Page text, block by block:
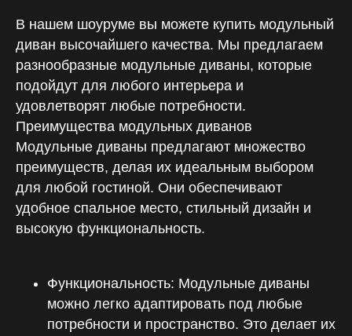
В нашем шоуруме вы можете купить модульный
диван высочайшего качества. Мы предлагаем
разнообразные модульные диваны, которые
подойдут для любого интерьера и
удовлетворят любые потребности.
Преимущества модульных диванов
Модульные диваны предлагают множество
преимуществ, делая их идеальным выбором
для любой гостиной. Они обеспечивают
удобное спальное место, стильный дизайн и
высокую функциональность.
Функциональность: Модульные диваны
можно легко адаптировать под любые
потребности и пространство. Это делает их
Москва
ТВК «Элитстрой Материалы»
51 км МКАД, внешний радиус, Заречье,
Торговая улица, с2, 3 этаж